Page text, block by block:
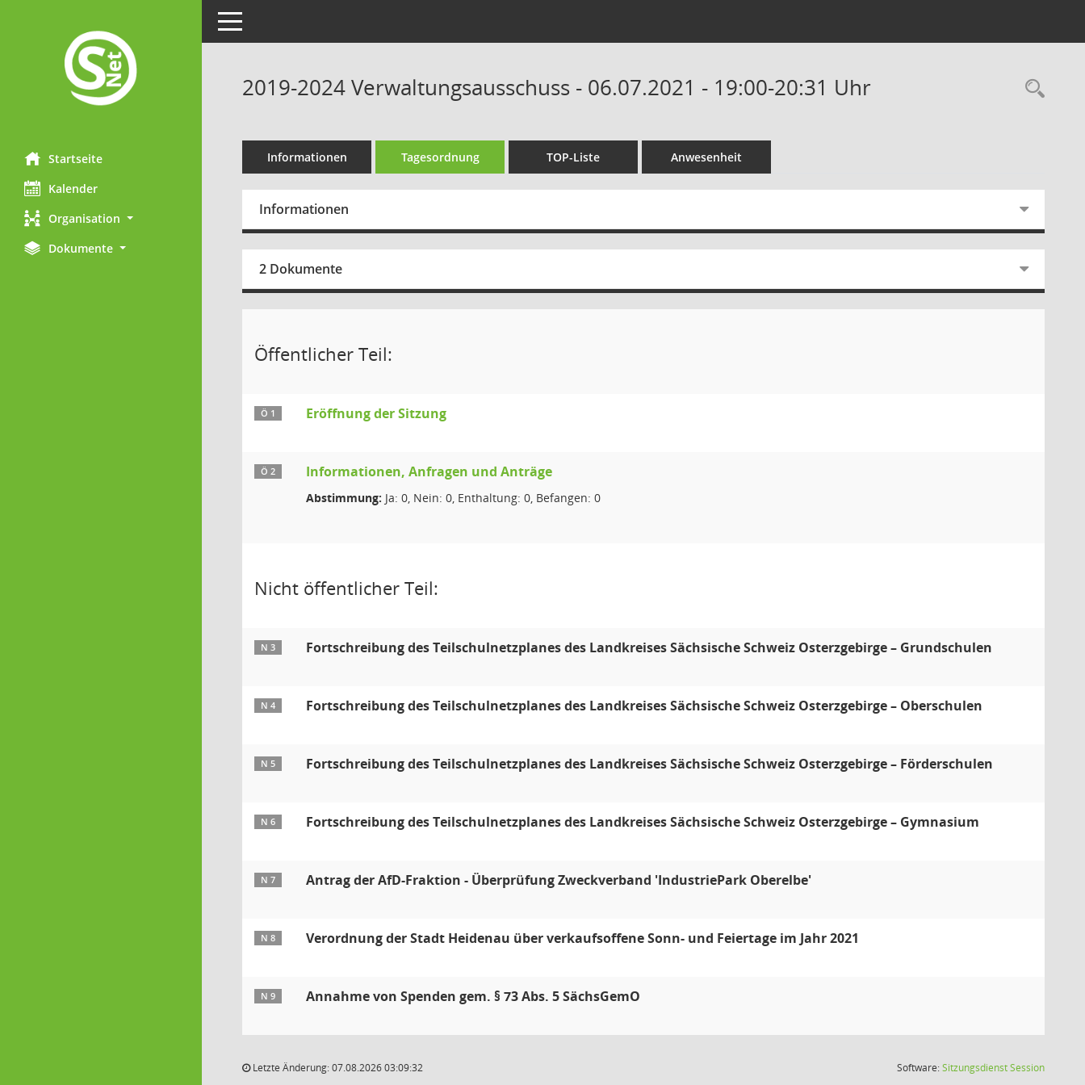
Startseite
Kalender
Organisation
Dokumente
Toggle navigation
2019-2024 Verwaltungsausschuss - 06.07.2021 - 19:00-20:31 Uhr
Informationen Tagesordnung TOP-Liste Anwesenheit
Informationen
2 Dokumente
Öffentlicher Teil:
Ö 1 Eröffnung der Sitzung
Ö 2 Informationen, Anfragen und Anträge
Abstimmung: Ja: 0, Nein: 0, Enthaltung: 0, Befangen: 0
Nicht öffentlicher Teil:
N 3 Fortschreibung des Teilschulnetzplanes des Landkreises Sächsische Schweiz Osterzgebirge – Grundschulen
N 4 Fortschreibung des Teilschulnetzplanes des Landkreises Sächsische Schweiz Osterzgebirge – Oberschulen
N 5 Fortschreibung des Teilschulnetzplanes des Landkreises Sächsische Schweiz Osterzgebirge – Förderschulen
N 6 Fortschreibung des Teilschulnetzplanes des Landkreises Sächsische Schweiz Osterzgebirge – Gymnasium
N 7 Antrag der AfD-Fraktion - Überprüfung Zweckverband 'IndustriePark Oberelbe'
N 8 Verordnung der Stadt Heidenau über verkaufsoffene Sonn- und Feiertage im Jahr 2021
N 9 Annahme von Spenden gem. § 73 Abs. 5 SächsGemO
Letzte Änderung: 07.08.2026 03:09:32 Software:SitzungsdienstSession(Wird in